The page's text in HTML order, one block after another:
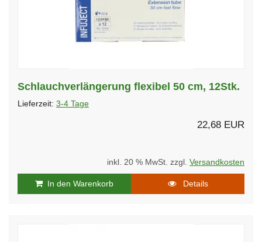
Schlauchverlängerung flexibel 50 cm, 12Stk.
Lieferzeit: 3-4 Tage
22,68 EUR
inkl. 20 % MwSt. zzgl. Versandkosten
In den Warenkorb Details